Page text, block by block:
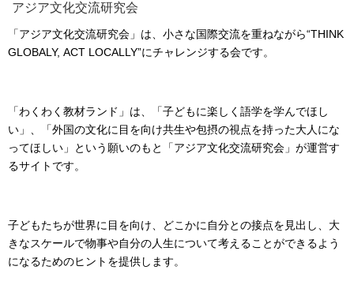
アジア文化交流研究会
「アジア文化交流研究会」は、小さな国際交流を重ねながら“THINK
GLOBALY, ACT LOCALLY”にチャレンジする会です。
「わくわく教材ランド」は、「子どもに楽しく語学を学んでほし
い」、「外国の文化に目を向け共生や包摂の視点を持った大人にな
ってほしい」という願いのもと「アジア文化交流研究会」が運営す
るサイトです。
子どもたちが世界に目を向け、どこかに自分との接点を見出し、大
きなスケールで物事や自分の人生について考えることができるよう
になるためのヒントを提供します。